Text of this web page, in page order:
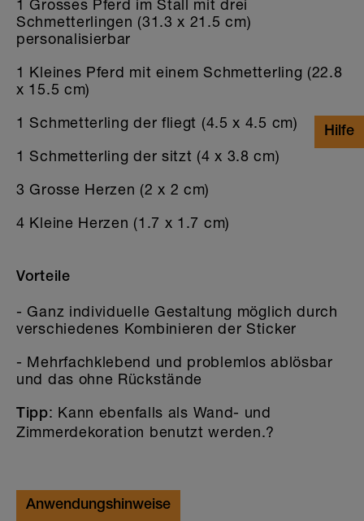
1 Grosses Pferd im Stall mit drei
Schmetterlingen (31.3 x 21.5 cm)
personalisierbar
1 Kleines Pferd mit einem Schmetterling (22.8
x 15.5 cm)
1 Schmetterling der fliegt (4.5 x 4.5 cm)
1 Schmetterling der sitzt (4 x 3.8 cm)
3 Grosse Herzen (2 x 2 cm)
4 Kleine Herzen (1.7 x 1.7 cm)
Vorteile
- Ganz individuelle Gestaltung möglich durch
verschiedenes Kombinieren der Sticker
- Mehrfachklebend und problemlos ablösbar
und das ohne Rückstände
Tipp: Kann ebenfalls als Wand- und
Zimmerdekoration benutzt werden.?
Anwendungshinweise